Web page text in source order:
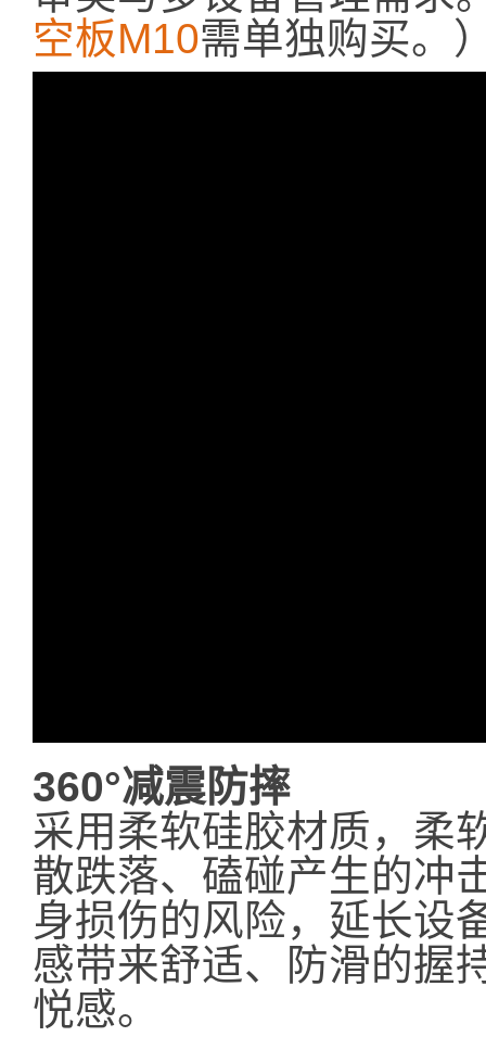
空板M10需单独购买。
360°减震防摔
采用柔软硅胶材质，柔
散跌落、磕碰产生的冲
身损伤的风险，延长设
感带来舒适、防滑的握
悦感。